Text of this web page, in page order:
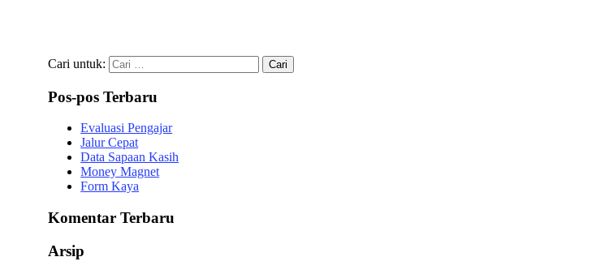
Cari untuk:
Pos-pos Terbaru
Evaluasi Pengajar
Jalur Cepat
Data Sapaan Kasih
Money Magnet
Form Kaya
Komentar Terbaru
Arsip